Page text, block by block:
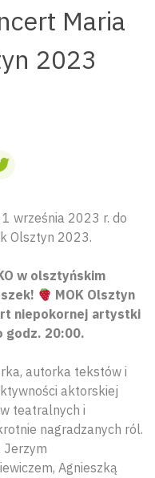
Maria
2023
września 2023 r. do
Olsztyn 2023.
w olsztyńskim
MOK Olsztyn
niepokornej artystki
godz. 20:00.
autorka tekstów i
aktorskiej
teatralnych i
nagradzanych ról.
Jerzym
Agnieszką